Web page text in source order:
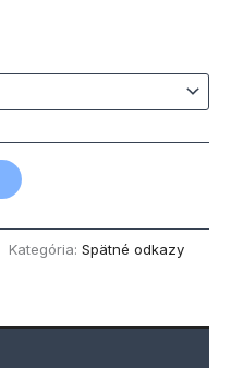
Kategória: Spätné odkazy